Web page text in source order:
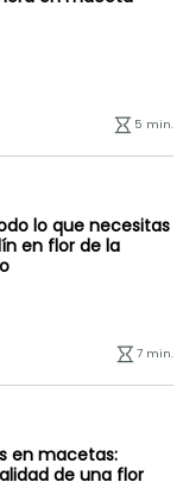
5 min.
lo que necesitas
en flor de la
7 min.
en macetas:
de una flor